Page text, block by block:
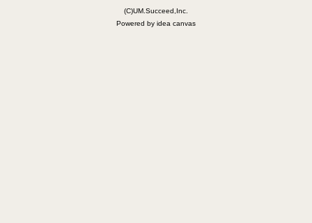
(C)UM.Succeed,Inc.
Powered by idea canvas